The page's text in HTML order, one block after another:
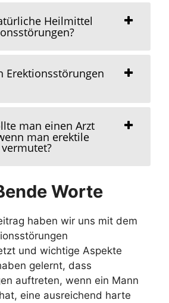
Heilmittel
Erektionsstörungen
man einen Arzt
man erektile
Worte
haben wir uns mit dem
und wichtige Aspekte
gelernt, dass
auftreten, wenn ein Mann
eine ausreichend harte